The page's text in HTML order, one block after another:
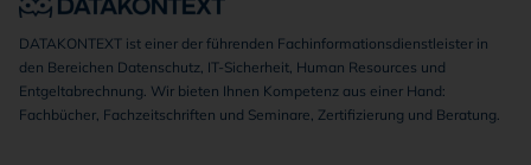
DATAKONTEXT ist einer der führenden Fachinformationsdienstleister in
den Bereichen Datenschutz, IT-Sicherheit, Human Resources und
Entgeltabrechnung. Wir bieten Ihnen Kompetenz aus einer Hand:
Fachbücher, Fachzeitschriften und Seminare, Zertifizierung und Beratung.